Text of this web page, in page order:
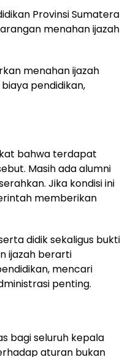
Provinsi Sumatera
menahan ijazah
menahan ijazah
pendidikan,
bahwa terdapat
Masih ada alumni
Jika kondisi ini
memberikan
didik sekaligus bukti
ijazah berarti
mencari
penting.
bagi seluruh kepala
aturan bukan